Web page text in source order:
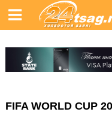
FIFA WORLD